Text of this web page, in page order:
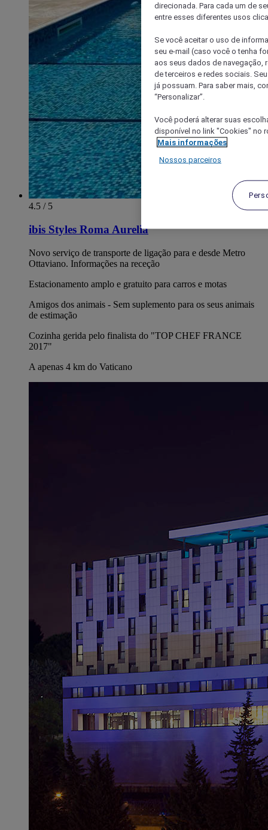
4.5 / 5
ibis Styles Roma Aurelia
Novo serviço de transporte de ligação para e desde Metro
Ottaviano. Informações na receção
Estacionamento amplo e gratuito para carros e motas
Amigos dos animais - Sem suplemento para os seus animais
de estimação
Cozinha gerida pelo finalista do "TOP CHEF FRANCE
2017"
A apenas 4 km do Vaticano
direcionada. Para cada um de
entre esses diferentes usos
Se você aceitar o uso de
seu e-mail (caso você o tenha
aos seus dados de navegação,
de terceiros e redes sociais.
já possuam. Para saber mais,
“Personalizar”.
Você poderá alterar suas
disponível no link "Cookies" no
Mais informações
Nossos parceiros